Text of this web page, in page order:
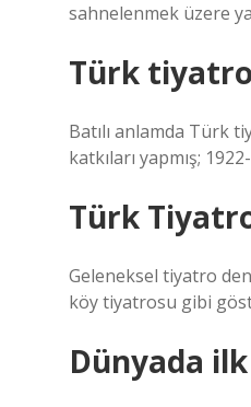
sahnelenmek üzere
Türk
Batılı anlamda Türk
katkıları yapmış;
Türk
Geleneksel tiyatro
köy tiyatrosu gibi
Dünyada